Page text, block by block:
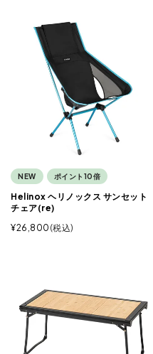
NEW ポイント10倍
Helinox ヘリノックス サンセット
チェア(re)
¥26,800 税込